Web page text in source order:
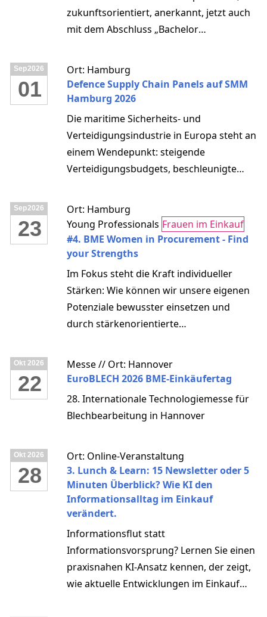
zukunftsorientiert, anerkannt, jetzt auch
mit dem Abschluss „Bachelor
Sep2026
01
Ort: Hamburg
Defence Supply Chain Panels auf SMM
Hamburg 2026
Die maritime Sicherheits- und
Verteidigungsindustrie in Europa steht an
einem Wendepunkt: steigende
Verteidigungsbudgets, beschleunigte
Lieferketten und qualifizierten
Zulieferstrukturen. Nicht zu vergessen die
sich schnell ändernde Systemlandschaft
der Neo Primes, deren Systeme es sicher
und schnell zu integrieren gilt. Vor
diesem Hintergrund bringt das Panel auf
der SMM Hamburg führende Vertreter
Zulieferbetrieben und
Innovationsökosystemen zusammen. Ziel
ist es, die zentralen strukturellen
Herausforderungen der maritimen
ein Netzwerk im maritimen Bereich
aufzubauen zwischen Old Defence und
New Defence.
Sep2026
23
Ort: Hamburg
Young Professionals Frauen im Einkauf
#4. BME Women in Procurement - Find
your Strengths
Im Fokus steht die Kraft individueller
Stärken: Wie können wir unsere eigenen
Potenziale bewusster einsetzen und
durch stärkenorientierte
Arbeitsalltag nachhaltig fördern?
Okt 2026
22
Messe // Ort: Hannover
EuroBLECH 2026 BME-Einkäufertag
28. Internationale Technologiemesse für
Blechbearbeitung in Hannover
Okt 2026
28
Ort: Online-Veranstaltung
3. Lunch & Learn: 15 Newsletter oder 5
Minuten Überblick? Wie KI den
Informationsalltag im Einkauf
verändert.
Informationsflut statt
Informationsvorsprung? Lernen Sie einen
praxisnahen KI-Ansatz kennen, der zeigt,
wie aktuelle Entwicklungen im Einkauf